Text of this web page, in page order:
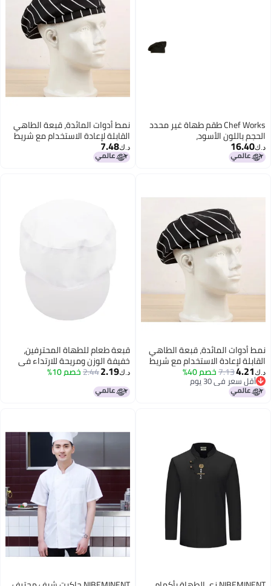
Chef Works طقم طهاة غير محدد
الحجم باللون الأسود،
د.ك‏16.40
نمط أدوات المائدة، قبعة الطاهي
القابلة لإعادة الاستخدام مع شريط
مطاطي للطهي في المطبخ
الاحترافي
د.ك‏7.48
نمط أدوات المائدة، قبعة الطاهي
القابلة لإعادة الاستخدام مع شريط
مطاطي للطهي في المطبخ
الاحترافي
د.ك‏4.21
7.13خصم 40%
أقل سعر في 30 يوم
أقل سعر في 30 يوم
قبعة طعام للطهاة المحترفين،
خفيفة الوزن ومريحة للارتداء في
المطبخ
د.ك‏2.19
2.44خصم 10%